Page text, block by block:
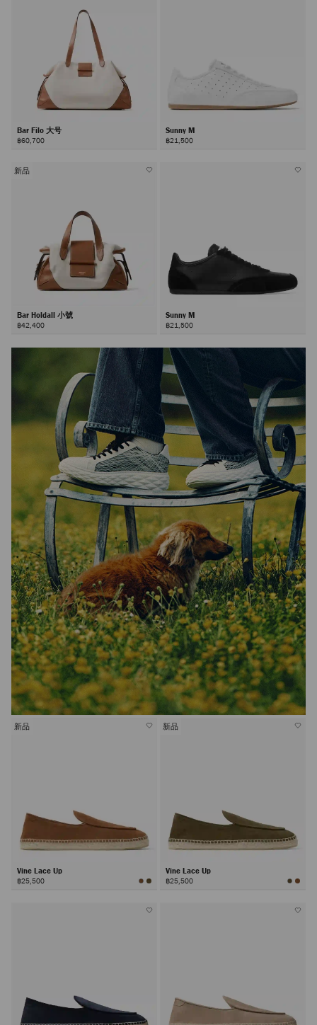
Bar Filo 大号
฿60,700
Sunny M
฿21,500
新品
Bar Holdall 小號
฿42,400
Sunny M
฿21,500
新品
Vine Lace Up
฿25,500
新品
Vine Lace Up
฿25,500